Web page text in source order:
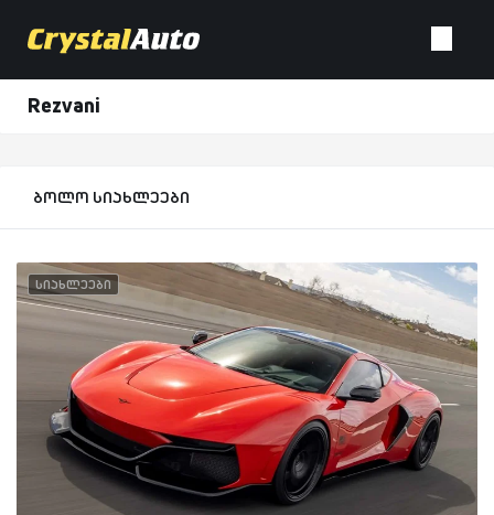
Rezvani
ბოლო სიახლეები
სიახლეები